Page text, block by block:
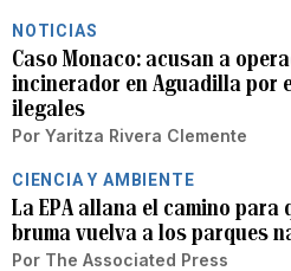
NOTICIAS
Caso Monaco: acusan a
incinerador en Aguadilla por
ilegales
Por Yaritza Rivera Clemente
CIENCIA Y AMBIENTE
La EPA allana el camino para
bruma vuelva a los parques
Por The Associated Press